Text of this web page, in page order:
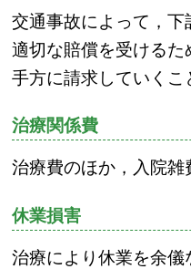
交通事故によって，下
適切な賠償を受ける
手方に請求していくこ
治療関係費
治療費のほか，入院
休業損害
治療により休業を余儀
話での相談予約：048-833-
事前予約で土日の午前も相談可。
ネットでの相談予約24時間受付
予約はこちら